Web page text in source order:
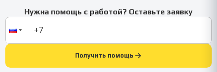
Нужна помощь с работой? Оставьте заявку
Получить помощь